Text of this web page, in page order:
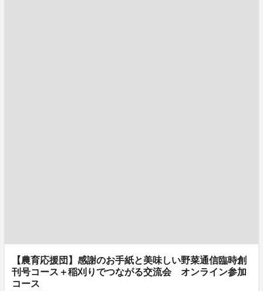
【農育応援団】感謝のお手紙と美味しい野菜通信臨時創
刊号コース＋稲刈りでつながる交流会 オンライン参加
コース